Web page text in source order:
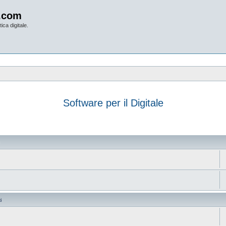
digitale.
Software per il Digitale